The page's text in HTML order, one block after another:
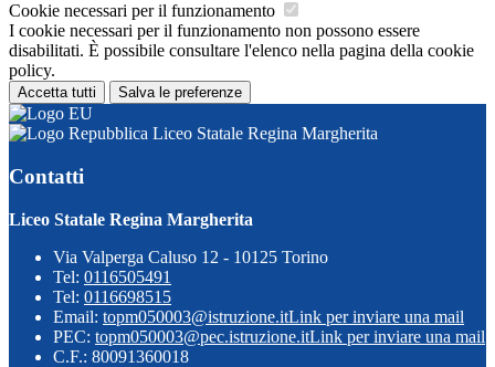
Cookie necessari per il funzionamento
I cookie necessari per il funzionamento non possono essere
disabilitati. È possibile consultare l'elenco nella pagina della cookie
policy.
Accetta tutti Salva le preferenze
Liceo Statale Regina Margherita
Contatti
Liceo Statale Regina Margherita
Via Valperga Caluso 12 - 10125 Torino
Tel: 0116505491
Tel: 0116698515
Email: topm050003@istruzione.itLink per inviare una mail
PEC: topm050003@pec.istruzione.itLink per inviare una mail
C.F.: 80091360018